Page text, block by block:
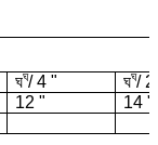
ঘঘ/ 4 " ঘঘ/
12 "
14 "